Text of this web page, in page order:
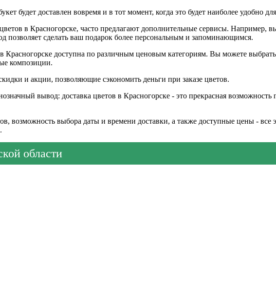
будет доставлен вовремя и в тот момент, когда это будет наиболее удобно
в Красногорске, часто предлагают дополнительные сервисы. Например,
позволяет сделать ваш подарок более персональным и запоминающимся.
Красногорске доступна по различным ценовым категориям. Вы можете
композиции.
и акции, позволяющие сэкономить деньги при заказе цветов.
вывод: доставка цветов в Красногорске - это прекрасная
возможность выбора даты и времени доставки, а также доступные цены - все
области